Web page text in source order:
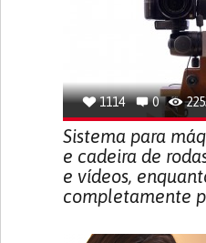
1114 0
Sistema para
e cadeira de
e vídeos,
completamente